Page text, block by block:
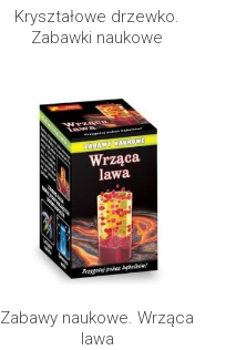
Kryształowe drzewko.
Zabawki naukowe
Zabawy naukowe. Wrząca
lawa